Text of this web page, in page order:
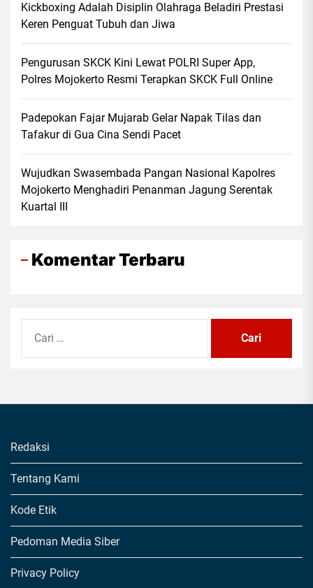
Kickboxing Adalah Disiplin Olahraga Beladiri Prestasi
Keren Penguat Tubuh dan Jiwa
Pengurusan SKCK Kini Lewat POLRI Super App,
Polres Mojokerto Resmi Terapkan SKCK Full Online
Padepokan Fajar Mujarab Gelar Napak Tilas dan
Tafakur di Gua Cina Sendi Pacet
Wujudkan Swasembada Pangan Nasional Kapolres
Mojokerto Menghadiri Penanman Jagung Serentak
Kuartal III
Komentar Terbaru
untuk:
Redaksi
Tentang Kami
Kode Etik
Pedoman Media Siber
Privacy Policy